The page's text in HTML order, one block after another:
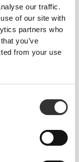
our traffic.
of our site with
partners who
you’ve
from your use